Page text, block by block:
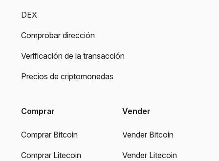
DEX
Comprobar dirección
Verificación de la transacción
Precios de criptomonedas
Comprar
Comprar Bitcoin
Comprar Litecoin
Vender
Vender Bitcoin
Vender Litecoin